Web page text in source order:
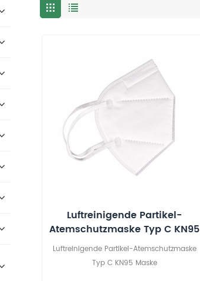
Luftreinigende Partikel-
Atemschutzmaske Typ C KN95
Maske
Luftreinigende Partikel-Atemschutzmaske
Typ C KN95 Maske